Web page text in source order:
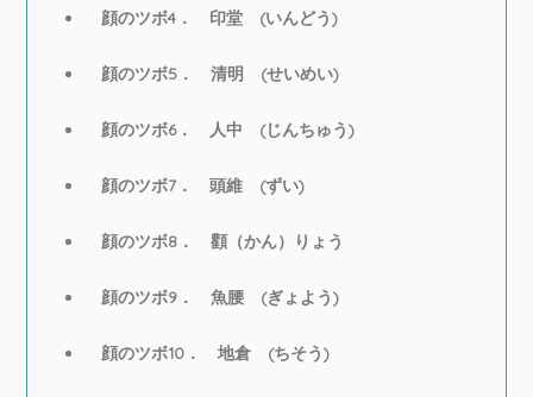
顔のツボ4． 印堂 (いんどう)
顔のツボ5． 清明 (せいめい)
顔のツボ6． 人中 (じんちゅう)
顔のツボ7． 頭維 (ずい)
顔のツボ8． 顴（かん）りょう
顔のツボ9． 魚腰 (ぎょよう)
顔のツボ10． 地倉 (ちそう)